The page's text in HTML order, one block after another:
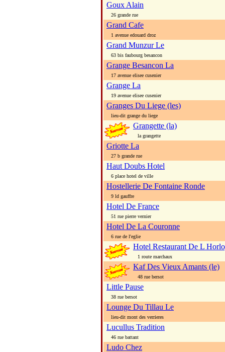
Goux Alain
26 grande rue
Grand Cafe
1 avenue edouard droz
Grand Munzur Le
63 bis faubourg besancon
Grange Besancon La
17 avenue elisee cusenier
Grange La
19 avenue elisee cusenier
Granges Du Liege (les)
lieu-dit grange du liege
Grangette (la)
la grangette
Griotte La
27 b grande rue
Haut Doubs Hotel
6 place hotel de ville
Hostellerie De Fontaine Ronde
9 ld gauffre
Hotel De France
51 rue pierre vernier
Hotel De La Couronne
6 rue de l'eglie
Hotel Restaurant De L
1 route marchaux
Kaf Des Vieux Amants (le)
48 rue bersot
Little Pause
38 rue bersot
Lounge Du Tillau Le
lieu-dit mont des verrieres
Lucullus Tradition
46 rue battant
Ludo Chez